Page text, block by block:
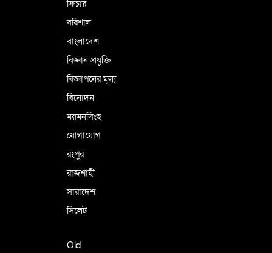
ফিচার
বরিশাল
বাংলাদেশ
বিজ্ঞান প্রযুক্তি
বিজ্ঞাপনের মূল্য
বিনোদন
ময়মনসিংহ
যোগাযোগ
রংপুর
রাজশাহী
সারাদেশ
সিলেট
Old